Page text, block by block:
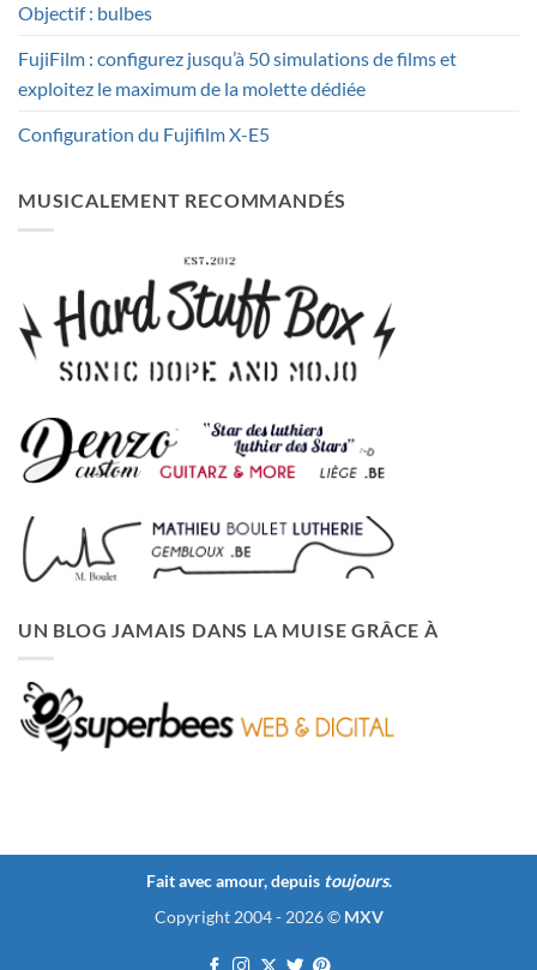
Objectif : bulbes
FujiFilm : configurez jusqu’à 50 simulations de films et
exploitez le maximum de la molette dédiée
Configuration du Fujifilm X-E5
MUSICALEMENT RECOMMANDÉS
UN BLOG JAMAIS DANS LA MUISE GRÂCE À
Fait avec amour, depuis toujours.
Copyright 2004 - 2026 © MXV